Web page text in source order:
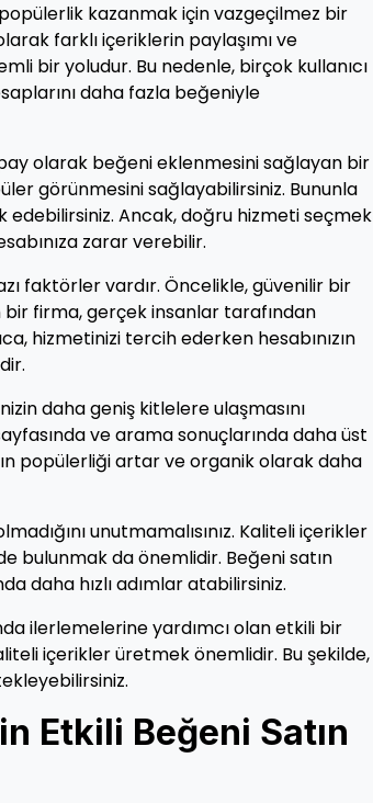
kazanmak için vazgeçilmez bir
farklı içeriklerin paylaşımı ve
bir yoludur. Bu nedenle, birçok kullanıcı
daha fazla beğeniyle
olarak beğeni eklenmesini sağlayan bir
görünmesini sağlayabilirsiniz. Bununla
edebilirsiniz. Ancak, doğru hizmeti seçmek
zarar verebilir.
faktörler vardır. Öncelikle, güvenilir bir
bir firma, gerçek insanlar tarafından
hizmetinizi tercih ederken hesabınızın
daha geniş kitlelere ulaşmasını
ve arama sonuçlarında daha üst
popülerliği artar ve organik olarak daha
unutmamalısınız. Kaliteli içerikler
bulunmak da önemlidir. Beğeni satın
daha hızlı adımlar atabilirsiniz.
ilerlemelerine yardımcı olan etkili bir
içerikler üretmek önemlidir. Bu şekilde,
Etkili Beğeni Satın